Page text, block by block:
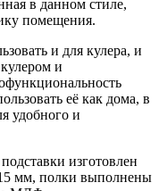
в данном стиле,
помещения.
и для кулера, и
и
её как дома, в
удобного и
изготовлен
мм, полки выполнены